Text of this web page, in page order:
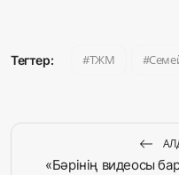
Тегтер: ТЖМ
«Бәрінің видеосы